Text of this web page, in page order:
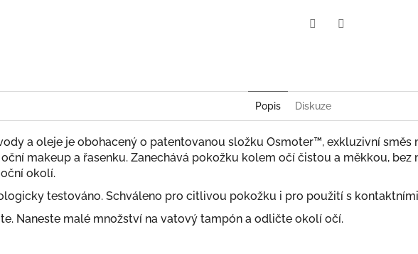
Popis Diskuze
a oleje je obohacený o patentovanou složku Osmoter™, exkluzivní
makeup a řasenku. Zanechává pokožku kolem očí čistou a měkkou,
okolí.
testováno. Schváleno pro citlivou pokožku i pro použití s
Naneste malé množství na vatový tampón a odličte okolí očí.